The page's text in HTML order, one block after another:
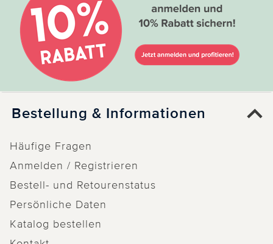
Bestellung & Informationen
Häufige Fragen
Anmelden / Registrieren
Bestell- und Retourenstatus
Persönliche Daten
Katalog bestellen